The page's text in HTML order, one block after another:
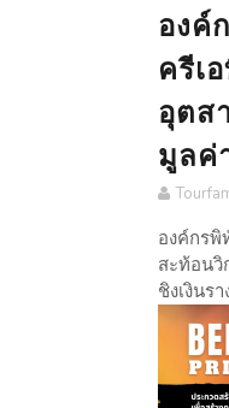
องค์
ครีเ
อุตส
มูลค่
องค์กรพิ
สะท้อนวิ
ชิงเงินร